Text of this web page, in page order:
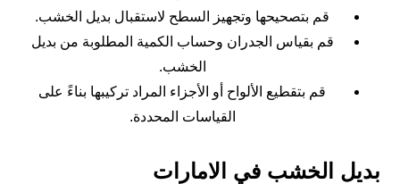
قم بتصحيحها وتجهيز السطح لاستقبال بديل الخشب.
قم بقياس الجدران وحساب الكمية المطلوبة من بديل
الخشب.
قم بتقطيع الألواح أو الأجزاء المراد تركيبها بناءً على
القياسات المحددة.
بديل الخشب في الامارات